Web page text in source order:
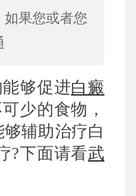
如果您或者您
够促进白癜
少的食物，
辅助治疗白
?下面请看武